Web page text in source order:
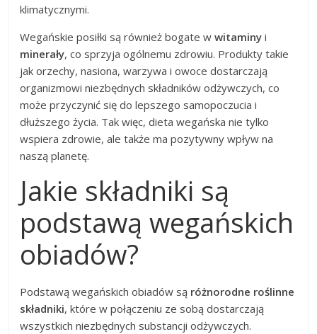
klimatycznymi.
Wegańskie posiłki są również bogate wwitaminy i
minerały, co sprzyja ogólnemu zdrowiu. Produkty takie
jak orzechy, nasiona, warzywa i owoce dostarczają
organizmowi niezbędnych składników odżywczych, co
może przyczynić się do lepszego samopoczucia i
dłuższego życia. Tak więc, dieta wegańska nie tylko
wspiera zdrowie, ale także ma pozytywny wpływ na
naszą planetę.
Jakie składniki są
podstawą wegańskich
obiadów?
Podstawą wegańskich obiadów są różnorodne roślinne
składniki, które w połączeniu ze sobą dostarczają
wszystkich niezbędnych substancji odżywczych.